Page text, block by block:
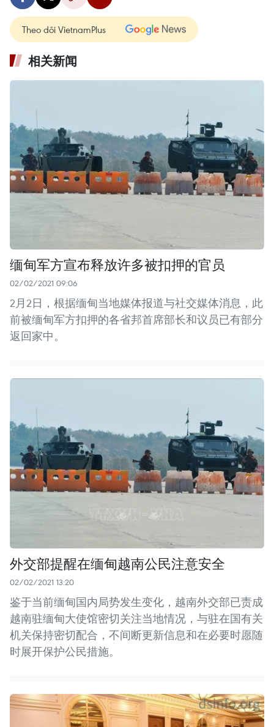
Theo dõi VietnamPlus
相关新闻
缅甸军方宣布释放许多被扣押的官员
02/02/2021 09:06
2月2日，根据缅甸当地媒体报道与社交媒体消息，此
前被缅甸军方扣押的各省邦首席部长和议员已有部分
返回家中。
外交部提醒在缅甸越南公民注意安全
02/02/2021 13:20
鉴于当前缅甸国内局势发生变化，越南外交部已责成
越南驻缅甸大使馆密切关注当地情况，与驻在国有关
机关保持密切配合，不间断更新信息和在必要时愿随
时展开保护公民措施。